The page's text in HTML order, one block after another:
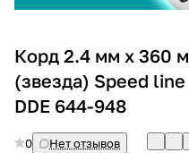
Корд 2.4 мм х 360 м
(звезда) Speed line
DDE 644-948
0
Нет отзывов
График платежей
Сегодня